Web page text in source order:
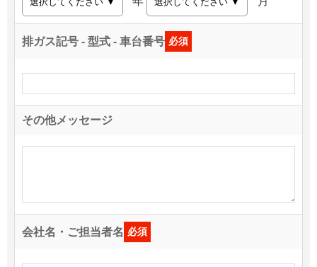
排ガス記号 - 型式 - 車台番号 必須
その他メッセージ
会社名・ご担当者名 必須